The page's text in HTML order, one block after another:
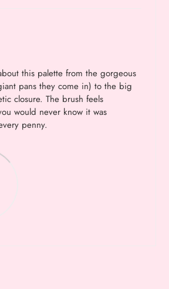
this palette from the gorgeous
pans they come in) to the big
closure. The brush feels
would never know it was
penny.